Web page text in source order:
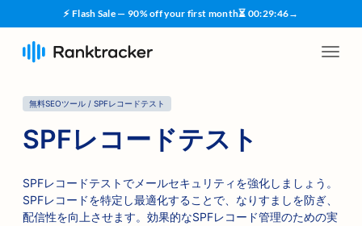
⚡ Flash Sale — 90% off your first month⏳ 00:29:45→
無料SEOツール / SPFレコードテスト
SPFレコードテスト
SPFレコードテストでメールセキュリティを強化しましょう。
SPFレコードを特定し最適化することで、なりすましを防ぎ、
配信性を向上させます。効果的なSPFレコード管理のための実